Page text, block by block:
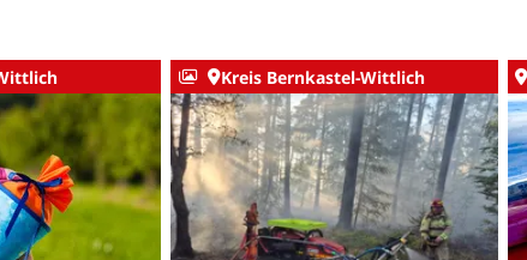
Kreis Bernkastel-Wittlich